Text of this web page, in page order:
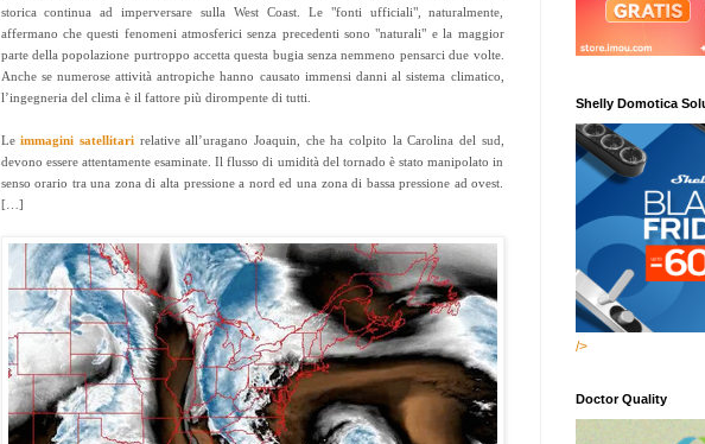
storica continua ad imperversare sulla West Coast. Le "fonti ufficiali", naturalmente,
affermano che questi fenomeni atmosferici senza precedenti sono "naturali" e la maggior
parte della popolazione purtroppo accetta questa bugia senza nemmeno pensarci due volte.
Anche se numerose attività antropiche hanno causato immensi danni al sistema climatico,
l’ingegneria del clima è il fattore più dirompente di tutti.
Leimmagini satellitarirelative all’uragano Joaquin, che ha colpito la Carolina del sud,
devono essere attentamente esaminate. Il flusso di umidità del tornado è stato manipolato in
senso orario tra una zona di alta pressione a nord ed una zona di bassa pressione ad ovest.
[…]
Shelly Domotica
/>
Doctor Quality